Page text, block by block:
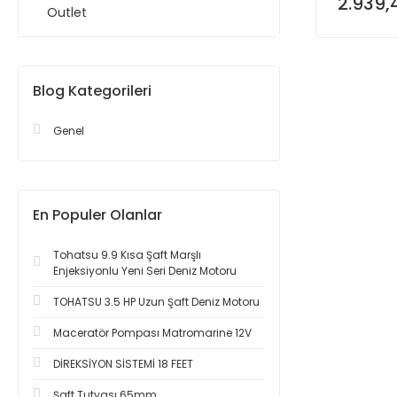
Outlet
Blog Kategorileri
Genel
En Populer Olanlar
Tohatsu 9.9 Kısa Şaft Marşlı
Enjeksiyonlu Yeni Seri Deniz Motoru
TOHATSU 3.5 HP Uzun Şaft Deniz Motoru
Maceratör Pompası Matromarine 12V
DİREKSİYON SİSTEMİ 18 FEET